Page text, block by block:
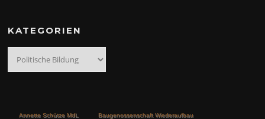
KATEGORIEN
Annette Schütze MdL Baugenossenschaft Wiederaufbau